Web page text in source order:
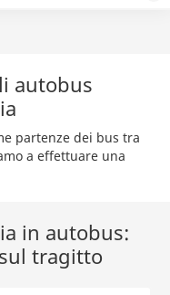
autobus
partenze dei bus tra
a effettuare una
in autobus:
tragitto